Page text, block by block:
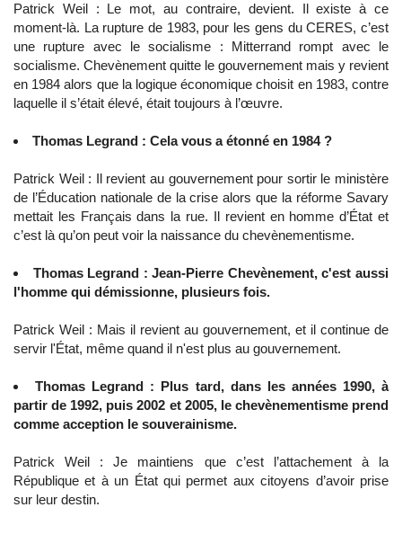
Patrick Weil : Le mot, au contraire, devient. Il existe à ce
moment-là. La rupture de 1983, pour les gens du CERES, c’est
une rupture avec le socialisme : Mitterrand rompt avec le
socialisme. Chevènement quitte le gouvernement mais y revient
en 1984 alors que la logique économique choisit en 1983, contre
laquelle il s’était élevé, était toujours à l’œuvre.
Thomas Legrand : Cela vous a étonné en 1984 ?
Patrick Weil : Il revient au gouvernement pour sortir le ministère
de l’Éducation nationale de la crise alors que la réforme Savary
mettait les Français dans la rue. Il revient en homme d’État et
c’est là qu’on peut voir la naissance du chevènementisme.
Thomas Legrand : Jean-Pierre Chevènement, c'est aussi
l'homme qui démissionne, plusieurs fois.
Patrick Weil : Mais il revient au gouvernement, et il continue de
servir l'État, même quand il n'est plus au gouvernement.
Thomas Legrand : Plus tard, dans les années 1990, à
partir de 1992, puis 2002 et 2005, le chevènementisme prend
comme acception le souverainisme.
Patrick Weil : Je maintiens que c’est l’attachement à la
République et à un État qui permet aux citoyens d’avoir prise
sur leur destin.